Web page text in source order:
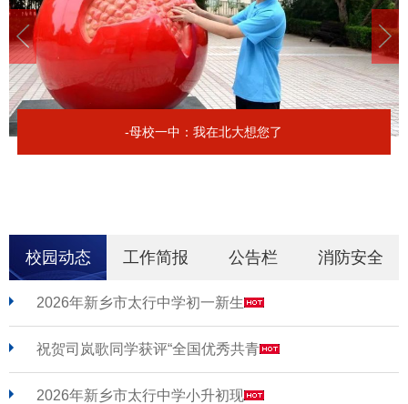
-母校一中：我在北大想您了
校园动态 工作简报 公告栏 消防安全
2026年新乡市太行中学初一新生
祝贺司岚歌同学获评“全国优秀共青
2026年新乡市太行中学小升初现